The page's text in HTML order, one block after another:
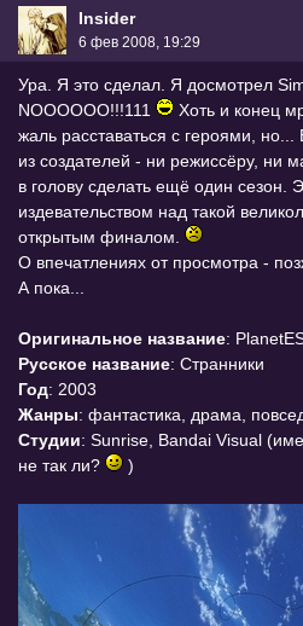
Insider
6 фев 2008, 19:29
Ура. Я это сделал. Я досмотрел
NOOOOOO!!!111
Хоть и конец
жаль расставаться с героями, но...
из создателей - ни режиссёру, ни
в голову сделать ещё один сезон.
издевательством над такой
открытым финалом.
О впечатлениях от просмотра -
А пока...
Оригинальное название:
Русское название: Странники
Год: 2003
Жанры: фантастика, драма,
Студии: Sunrise, Bandai Visual
не так ли?
)